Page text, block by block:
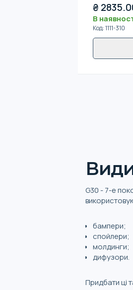
₴
В
Код:1111-310
G30 - 7-е
бампери;
спойлери;
молдинги;
дифузори.
Придбати ці